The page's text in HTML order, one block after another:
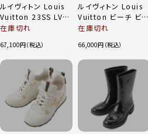
ルイヴィトン Louis
Vuitton 23SS LVア
ークライト2.0ライン
1ABHZ9 ブラウン
37 1/2
在庫切れ
67,100
ルイヴィトン Louis
Vuitton ビーチ ビュ
ー モノグラム バケッ
M7093M ベージュ
在庫切れ
66,000